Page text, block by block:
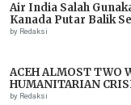
Air India Salah
Kanada Putar Balik
by Redaksi
ACEH ALMOST TWO
HUMANITARIAN
IMMEDIATE
by Redaksi